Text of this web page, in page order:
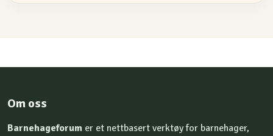
Om oss
Barnehageforum er et nettbasert verktøy for barnehager,